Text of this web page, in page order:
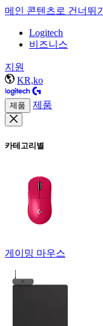
메인 콘텐츠로 건너뛰기
Logitech
비즈니스
지원
KR,ko
제품 제품
카테고리별
게이밍 마우스